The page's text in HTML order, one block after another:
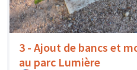
3 - Ajout de bancs et
au parc Lumière